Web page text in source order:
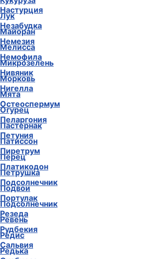
Настурция
Незабудка
Немезия
Немофила
Нивяник
Нигелла
Остеоспермум
Пеларгония
Петуния
Пиретрум
Платикодон
Подсолнечник
Портулак
Резеда
Рудбекия
Сальвия
Лук
Майоран
Мелисса
Микрозелень
Морковь
Мята
Огурец
Пастернак
Патиссон
Перец
Петрушка
Подвои
Подсолнечник
Ревень
Редис
Редька